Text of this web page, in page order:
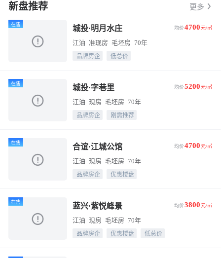
新盘推荐 更多
在售 城投·明月水庄 均价4700元/㎡
江油 准现房 毛坯房 70年
品牌房企 低总价
在售 城投·字巷里 均价5200元/㎡
江油 现房 毛坯房 70年
品牌房企 刚需推荐
在售 合谊·江城公馆 均价4700元/㎡
江油 现房 毛坯房 70年
品牌房企 优惠楼盘
在售 蓝兴·紫悦峰景 均价3800元/㎡
江油 现房 毛坯房 70年
品牌房企 优惠楼盘 低总价